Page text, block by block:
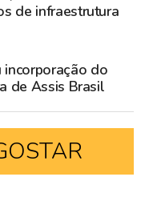
de infraestrutura
incorporação do
de Assis Brasil